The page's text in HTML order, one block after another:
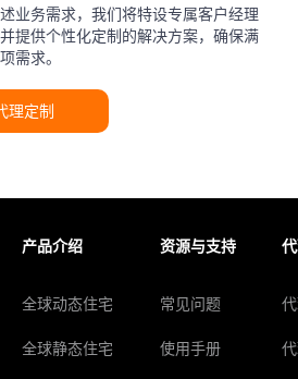
业务需求，我们将特设专属客户经理
提供个性化定制的解决方案，确保满
需求。
理定制
产品介绍
全球动态住宅
全球静态住宅
资源与支持
常见问题
使用手册